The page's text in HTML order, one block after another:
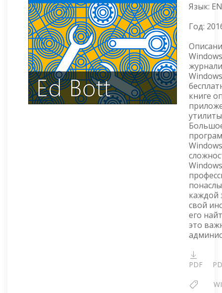
Язык: EN
Год:
книге
каждой
свой
его
это
PDF